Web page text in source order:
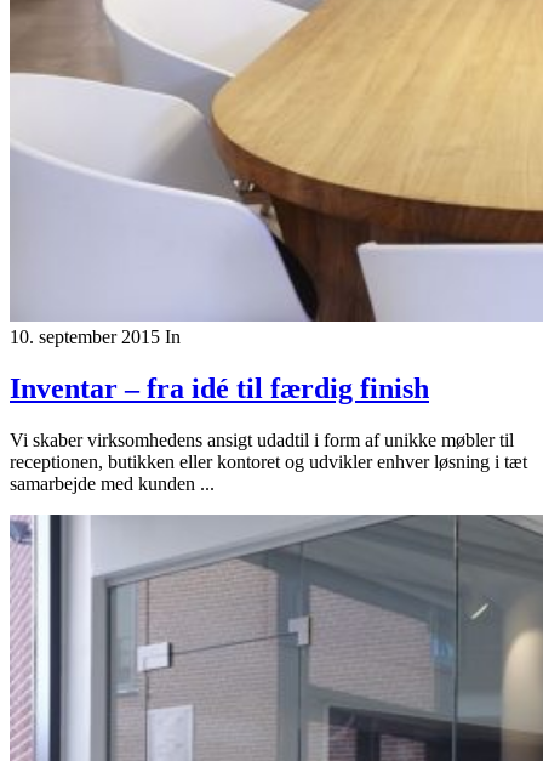
10. september 2015 In
Inventar – fra idé til færdig finish
Vi skaber virksomhedens ansigt udadtil i form af unikke møbler til
receptionen, butikken eller kontoret og udvikler enhver løsning i tæt
samarbejde med kunden ...